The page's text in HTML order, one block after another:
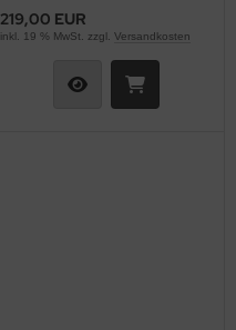
219,00 EUR
inkl. 19 % MwSt. zzgl. Versandkosten